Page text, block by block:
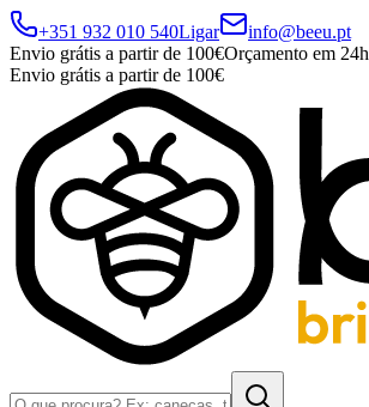
+351 932 010 540Ligar
info@beeu.pt
Envio grátis a partir de 100€Orçamento em 24h
Envio grátis a partir de 100€